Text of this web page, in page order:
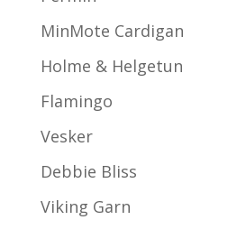
MinMote Cardigan
Holme & Helgetun
Flamingo
Vesker
Debbie Bliss
Viking Garn